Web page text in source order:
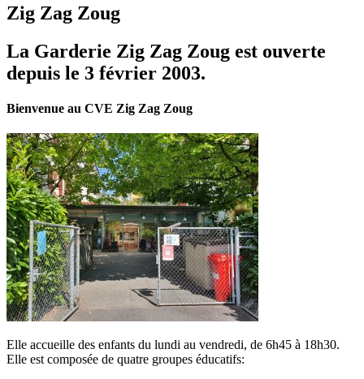
Zig Zag Zoug
La Garderie Zig Zag Zoug est ouverte
depuis le 3 février 2003.
Bienvenue au CVE Zig Zag Zoug
Elle accueille des enfants du lundi au vendredi, de 6h45 à 18h30.
Elle est composée de quatre groupes éducatifs: